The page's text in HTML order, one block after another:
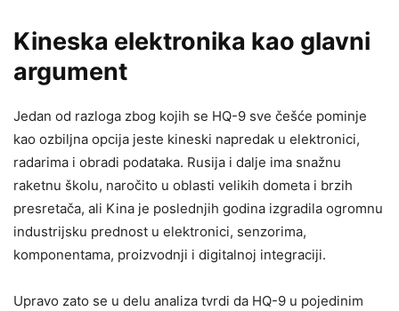
Kineska elektronika kao glavni
argument
Jedan od razloga zbog kojih se HQ-9 sve češće pominje
kao ozbiljna opcija jeste kineski napredak u elektronici,
radarima i obradi podataka. Rusija i dalje ima snažnu
raketnu školu, naročito u oblasti velikih dometa i brzih
presretača, ali Kina je poslednjih godina izgradila ogromnu
industrijsku prednost u elektronici, senzorima,
komponentama, proizvodnji i digitalnoj integraciji.
Upravo zato se u delu analiza tvrdi da HQ-9 u pojedinim